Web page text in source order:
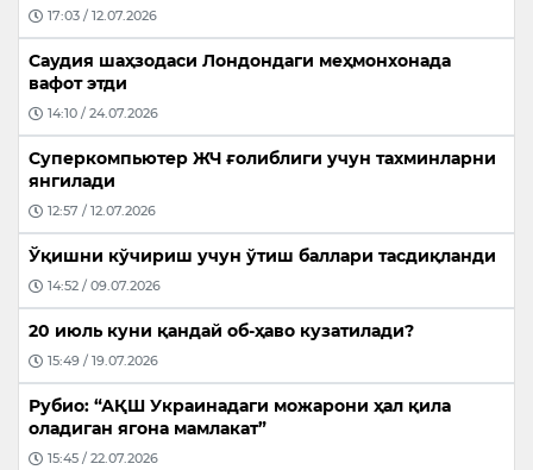
17:03 / 12.07.2026
Саудия шаҳзодаси Лондондаги меҳмонхонада
вафот этди
14:10 / 24.07.2026
Суперкомпьютер ЖЧ ғолиблиги учун тахминларни
янгилади
12:57 / 12.07.2026
Ўқишни кўчириш учун ўтиш баллари тасдиқланди
14:52 / 09.07.2026
20 июль куни қандай об-ҳаво кузатилади?
15:49 / 19.07.2026
Рубио: “АҚШ Украинадаги можарони ҳал қила
оладиган ягона мамлакат”
15:45 / 22.07.2026